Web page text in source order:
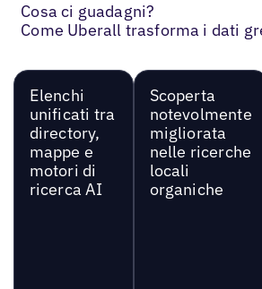
Cosa ci guadagni?
Come Uberall trasforma i dati
Elenchi
unificati tra
directory,
mappe e
motori di
ricerca AI
Scoperta
notevolmente
migliorata
nelle ricerche
locali
organiche